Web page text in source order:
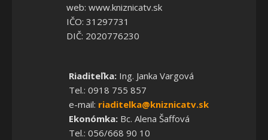
web: www.kniznicatv.sk
IČO: 31297731
DIČ: 2020776230
Riaditeľka:Ing. Janka Vargová
Tel.: 0918 755 857
e-mail: riaditelka@kniznicatv.sk
Ekonómka:Bc. Alena Šaffová
Tel.: 056/668 90 10